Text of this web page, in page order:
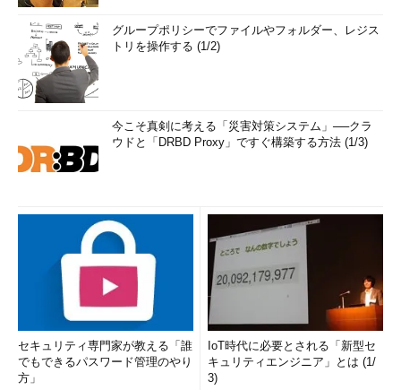
グループポリシーでファイルやフォルダー、レジス
トリを操作する (1/2)
今こそ真剣に考える「災害対策システム」──クラ
ウドと「DRBD Proxy」ですぐ構築する方法 (1/3)
セキュリティ専門家が教える「誰
でもできるパスワード管理のやり
方」
IoT時代に必要とされる「新型セ
キュリティエンジニア」とは (1/
3)